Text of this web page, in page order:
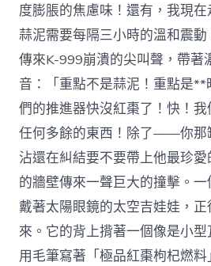
度膨脹的焦慮味！還有，我現
蒜泥需要每隔三小時的溫和震
傳來K-999崩潰的尖叫聲，帶著
音：「重點不是蒜泥！重點是
們的推進器快沒紅棗了！快！
任何多餘的東西！除了——你那
沾還在糾結要不要帶上他最珍
的牆壁傳來一聲巨大的撞擊。一
戴著太陽眼鏡的太空吉娃娃，
來。它的背上揹著一個像是小
用毛筆寫著「極品紅棗枸杞燃